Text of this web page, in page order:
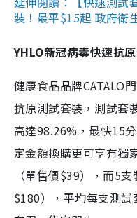
裝！最平$15起 政府衛
YHLO新冠病毒快速抗
健康食品品牌CATALO
抗原測試套裝，測試套
高達98.26%，最快15
定金額換購更可享有獨
（單售價$39），而5
$180），平均每支測